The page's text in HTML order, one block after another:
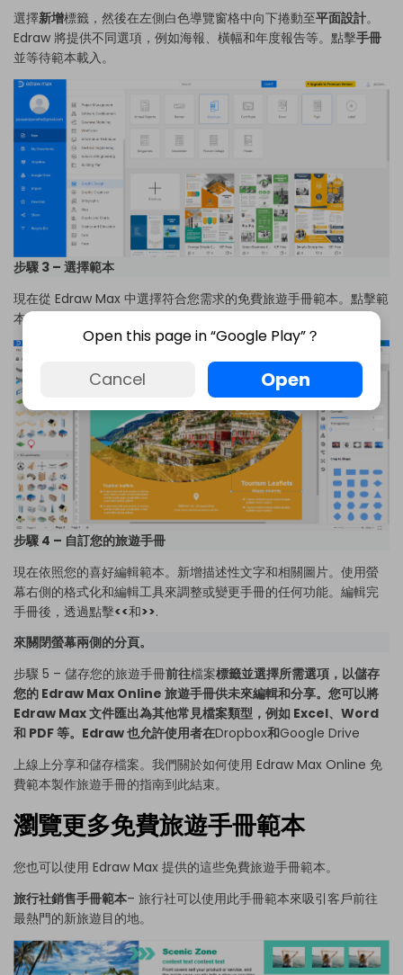
選擇新增標籤，然後在左側白色導覽窗格中向下捲動至平面設計。
Edraw 將提供不同選項，例如海報、橫幅和年度報告等。點擊手冊
並等待範本載入。
步驟 3 – 選擇範本
現在從 Edraw Max 中選擇符合您需求的免費旅遊手冊範本。點擊範
本後，Edraw Max Online 將開啟新分頁以編輯和自訂範本。
步驟 4 – 自訂您的旅遊手冊
現在依照您的喜好編輯範本。新增描述性文字和相關圖片。使用螢
幕右側的格式化和編輯工具來調整或變更手冊的任何功能。編輯完
手冊後，透過點擊<<和>>.
來關閉螢幕兩側的分頁。
步驟 5 – 儲存您的旅遊手冊前往檔案標籤並選擇所需選項，以儲存
您的 Edraw Max Online 旅遊手冊供未來編輯和分享。您可以將
Edraw Max 文件匯出為其他常見檔案類型，例如 Excel、Word
和 PDF 等。Edraw 也允許使用者在Dropbox和Google Drive
上線上分享和儲存檔案。我們關於如何使用 Edraw Max Online 免
費範本製作旅遊手冊的指南到此結束。
瀏覽更多免費旅遊手冊範本
您也可以使用 Edraw Max 提供的這些免費旅遊手冊範本。
旅行社銷售手冊範本– 旅行社可以使用此手冊範本來吸引客戶前往
最熱門的新旅遊目的地。
Open this page in “Google Play”？
Cancel Open